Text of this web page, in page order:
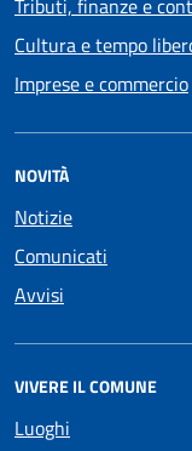
Tributi, finanze e
Cultura e tempo
Imprese e commercio
NOVITÀ
Notizie
Comunicati
Avvisi
VIVERE IL COMUNE
Luoghi